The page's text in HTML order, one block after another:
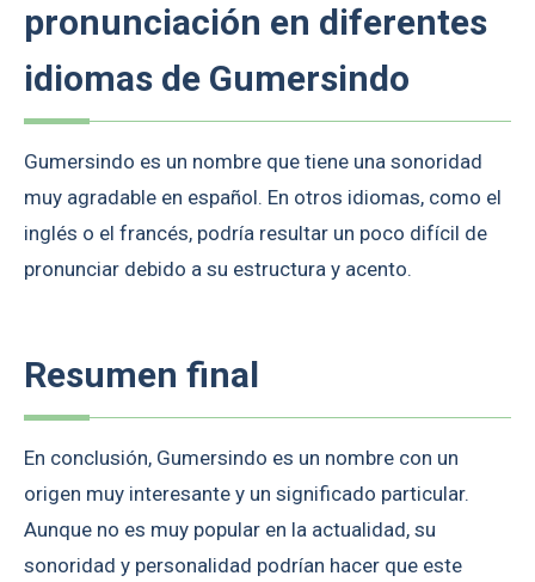
pronunciación en diferentes
idiomas de Gumersindo
Gumersindo es un nombre que tiene una sonoridad
muy agradable en español. En otros idiomas, como el
inglés o el francés, podría resultar un poco difícil de
pronunciar debido a su estructura y acento.
Resumen final
En conclusión, Gumersindo es un nombre con un
origen muy interesante y un significado particular.
Aunque no es muy popular en la actualidad, su
sonoridad y personalidad podrían hacer que este